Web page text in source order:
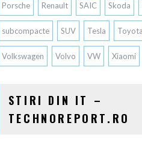
Porsche Renault SAIC Skoda
subcompacte SUV Tesla Toyota
Volkswagen Volvo VW Xiaomi
STIRI DIN IT –
TECHNOREPORT.RO